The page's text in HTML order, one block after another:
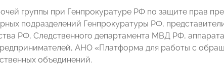
группы при Генпрокуратуре РФ по защите прав
подразделений Генпрокуратуры РФ,
РФ, Следственного департамента МВД РФ,
АНО «Платформа для работы с
объединений.